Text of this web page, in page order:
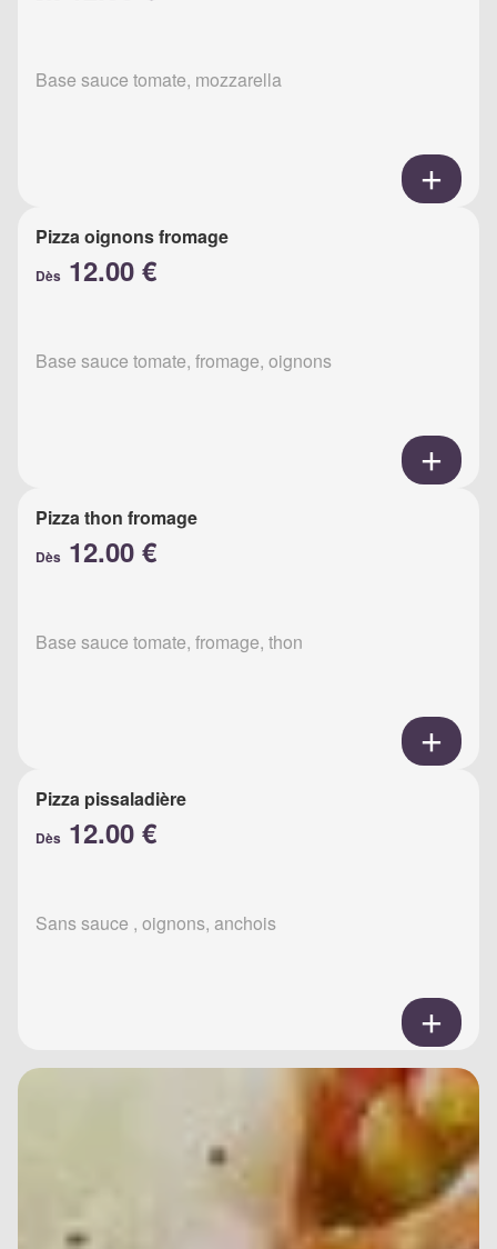
Base sauce tomate, mozzarella
Pizza oignons fromage
Dès 12.00 €
Base sauce tomate, fromage, oignons
Pizza thon fromage
Dès 12.00 €
Base sauce tomate, fromage, thon
Pizza pissaladière
Dès 12.00 €
Sans sauce , oignons, anchois